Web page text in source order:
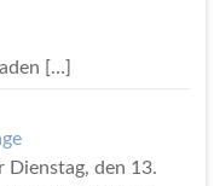
[…]
Dienstag, den 13.